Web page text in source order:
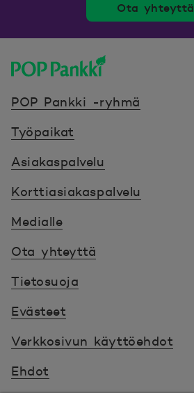
Ota yhteyttä
POP Pankki -ryhmä
Työpaikat
Asiakaspalvelu
Korttiasiakaspalvelu
Medialle
Ota yhteyttä
Tietosuoja
Evästeet
Verkkosivun käyttöehdot
Ehdot